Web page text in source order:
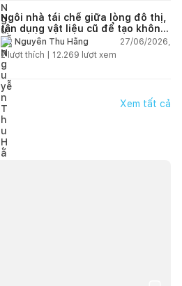
Ngôi nhà tái chế giữa lòng đô thị,
tận dụng vật liệu cũ để tạo không
gian sống linh hoạt
Nguyễn Thu Hằng
27/06/2026,
2lượt thích | 12.269 lượt xem
Xem tất cả